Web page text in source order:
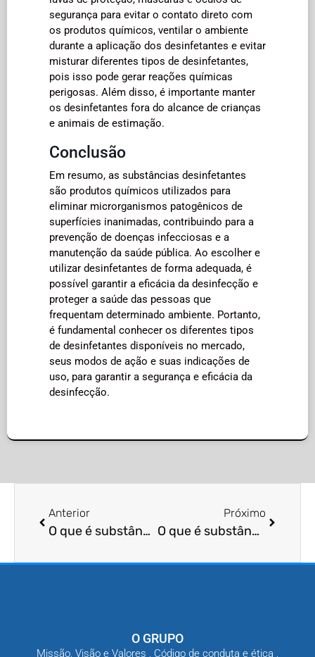
segurança para evitar o contato direto com
os produtos químicos, ventilar o ambiente
durante a aplicação dos desinfetantes e evitar
misturar diferentes tipos de desinfetantes,
pois isso pode gerar reações químicas
perigosas. Além disso, é importante manter
os desinfetantes fora do alcance de crianças
e animais de estimação.
Conclusão
Em resumo, as substâncias desinfetantes
são produtos químicos utilizados para
eliminar microrganismos patogênicos de
superfícies inanimadas, contribuindo para a
prevenção de doenças infecciosas e a
manutenção da saúde pública. Ao escolher e
utilizar desinfetantes de forma adequada, é
possível garantir a eficácia da desinfecção e
proteger a saúde das pessoas que
frequentam determinado ambiente. Portanto,
é fundamental conhecer os diferentes tipos
de desinfetantes disponíveis no mercado,
seus modos de ação e suas indicações de
uso, para garantir a segurança e eficácia da
desinfecção.
Anterior
O que é substância repelente?
Próximo
O que é substância inseticida?
O GRUPO
Missão, Visão e Valores , Código de conduta e ética ,